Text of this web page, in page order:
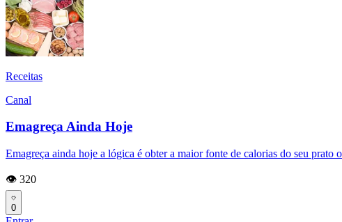
Receitas
Canal
Emagreça Ainda Hoje
Emagreça ainda hoje a lógica é obter a maior fonte de calorias do seu prato
👁️ 320
0